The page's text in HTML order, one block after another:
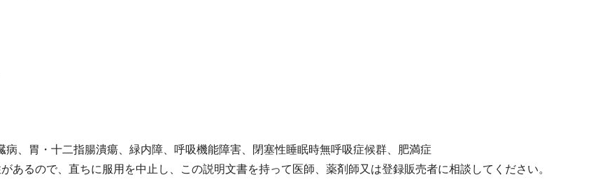
、胃・十二指腸潰瘍、緑内障、呼吸機能障害、閉塞性睡眠時無呼吸症候群、肥満症
あるので、直ちに服用を中止し、この説明文書を持って医師、薬剤師又は登録販売者に相談してください。